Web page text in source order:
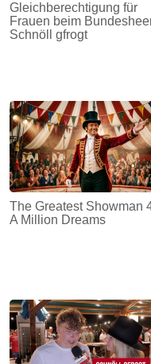
Gleichberechtigung für
Frauen beim
Schnöll gfrogt
The Greatest Showman
A Million Dreams